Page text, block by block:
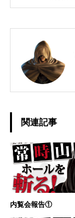
関連記事
内覧会報告①